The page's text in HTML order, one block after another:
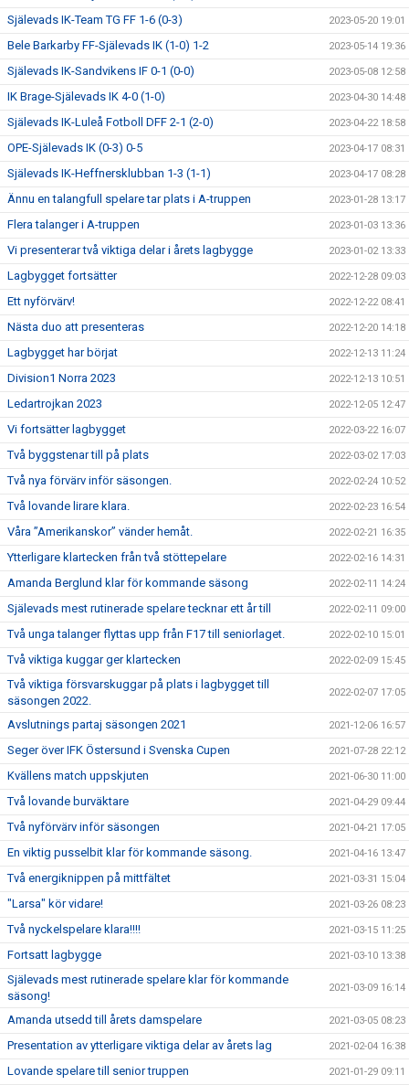
Själevads IK-Team TG FF 1-6 (0-3) 2023-05-20 19:01
Bele Barkarby FF-Själevads IK (1-0) 1-2 2023-05-14 19:36
Själevads IK-Sandvikens IF 0-1 (0-0) 2023-05-08 12:58
IK Brage-Själevads IK 4-0 (1-0) 2023-04-30 14:48
Själevads IK-Luleå Fotboll DFF 2-1 (2-0) 2023-04-22 18:58
OPE-Själevads IK (0-3) 0-5 2023-04-17 08:31
Själevads IK-Heffnersklubban 1-3 (1-1) 2023-04-17 08:28
Ännu en talangfull spelare tar plats i A-truppen 2023-01-28 13:17
Flera talanger i A-truppen 2023-01-03 13:36
Vi presenterar två viktiga delar i årets lagbygge 2023-01-02 13:33
Lagbygget fortsätter 2022-12-28 09:03
Ett nyförvärv! 2022-12-22 08:41
Nästa duo att presenteras 2022-12-20 14:18
Lagbygget har börjat 2022-12-13 11:24
Division1 Norra 2023 2022-12-13 10:51
Ledartrojkan 2023 2022-12-05 12:47
Vi fortsätter lagbygget 2022-03-22 16:07
Två byggstenar till på plats 2022-03-02 17:03
Två nya förvärv inför säsongen. 2022-02-24 10:52
Två lovande lirare klara. 2022-02-23 16:54
Våra ”Amerikanskor” vänder hemåt. 2022-02-21 16:35
Ytterligare klartecken från två stöttepelare 2022-02-16 14:31
Amanda Berglund klar för kommande säsong 2022-02-11 14:24
Själevads mest rutinerade spelare tecknar ett år till 2022-02-11 09:00
Två unga talanger flyttas upp från F17 till seniorlaget. 2022-02-10 15:01
Två viktiga kuggar ger klartecken 2022-02-09 15:45
Två viktiga försvarskuggar på plats i lagbygget till
säsongen 2022.
2022-02-07 17:05
Avslutnings partaj säsongen 2021 2021-12-06 16:57
Seger över IFK Östersund i Svenska Cupen 2021-07-28 22:12
Kvällens match uppskjuten 2021-06-30 11:00
Två lovande burväktare 2021-04-29 09:44
Två nyförvärv inför säsongen 2021-04-21 17:05
En viktig pusselbit klar för kommande säsong. 2021-04-16 13:47
Två energiknippen på mittfältet 2021-03-31 15:04
"Larsa" kör vidare! 2021-03-26 08:23
Två nyckelspelare klara!!!! 2021-03-15 11:25
Fortsatt lagbygge 2021-03-10 13:38
Själevads mest rutinerade spelare klar för kommande
säsong!
2021-03-09 16:14
Amanda utsedd till årets damspelare 2021-03-05 08:23
Presentation av ytterligare viktiga delar av årets lag 2021-02-04 16:38
Lovande spelare till senior truppen 2021-01-29 09:11